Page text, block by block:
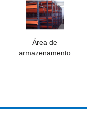
Área de
armazenamento